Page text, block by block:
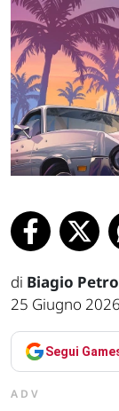
di Biagio
25 Giugno
Segui
ADV